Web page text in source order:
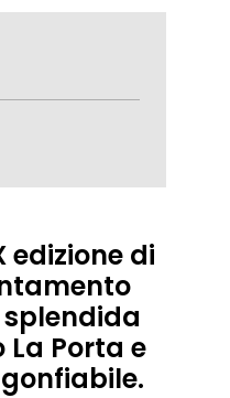
edizione di
La Porta e